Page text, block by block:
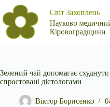
Перейти
до
вмісту
Світ Захоплень
Науково
Кіровоградщини
Зелений чай допомагає
спростовані дієтологами
Віктор Борисенко